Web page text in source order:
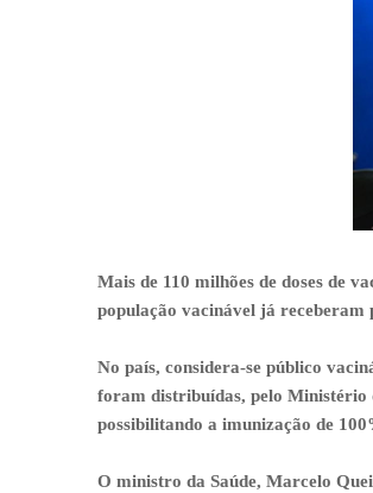
Mais de 110 milhões de doses de
população vacinável já receberam
No país, considera-se público
foram distribuídas, pelo Ministério
possibilitando a imunização de
O ministro da Saúde, Marcelo